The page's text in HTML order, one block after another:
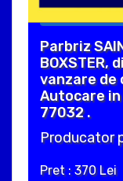
Parbriz
BOXSTER,
vanzare de
Autocare in
77032 .
Producator
Pret : 370 Lei